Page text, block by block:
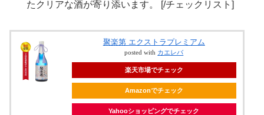
たクリアな酒が寄り添います。 [/チェックリスト]
聚楽第 エクストラプレミアム
posted with カエレバ
楽天市場でチェック
Amazonでチェック
Yahooショッピングでチェック